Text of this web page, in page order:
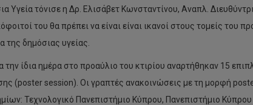
Υγεία τόνισε η Δρ. Ελισάβετ Κωνσταντίνου, Αναπλ.
του θα πρέπει να είναι είναι ικανοί στους τομείς
της δημόσιας υγείας.
την ίδια ημέρα στο προαύλιο του κτιρίου αναρτήθηκαν 15
(poster session). Οι γραπτές ανακοινώσεις με τη μορφή
Τεχνολογικό Πανεπιστήμιο Κύπρου, Πανεπιστήμιο